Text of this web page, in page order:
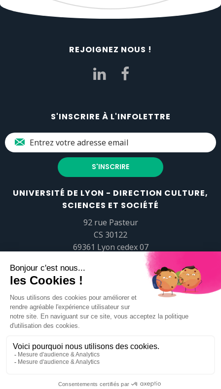
REJOIGNEZ NOUS !
S'INSCRIRE À L'INFOLETTRE
UNIVERSITÉ DE LYON - DIRECTION CULTURE,
SCIENCES ET SOCIÉTÉ
92 rue Pasteur
CS 30122
69361 Lyon cedex 07
popsciences@universite-lyon.fr
Tél.+33 (0)4 37 37 82 01
https://www.youtube.com/embed/Qm-prNOXepo